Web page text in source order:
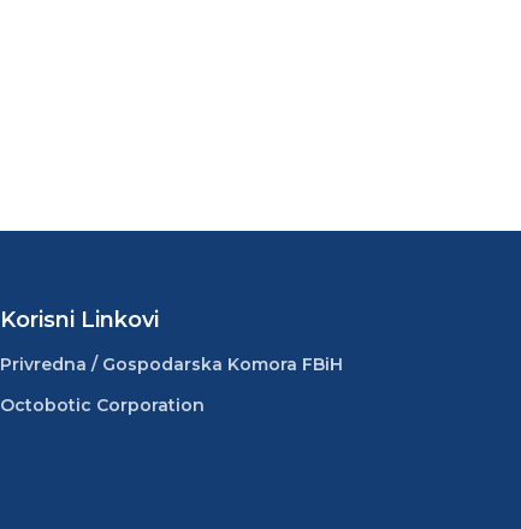
Korisni Linkovi
Privredna / Gospodarska Komora FBiH
Octobotic Corporation